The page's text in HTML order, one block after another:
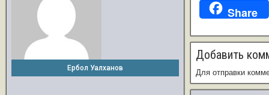
Share
Добавить
Для отправки
Ербол Уалханов